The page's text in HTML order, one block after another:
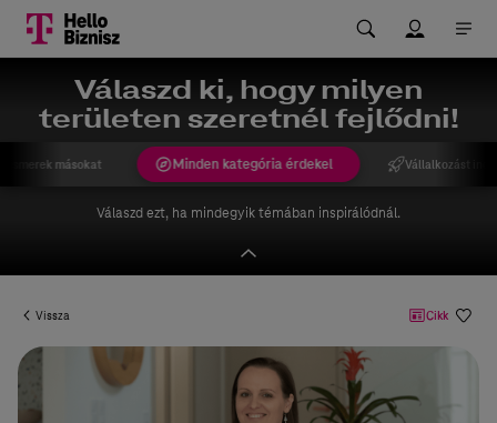
Válaszd ki, hogy milyen
területen szeretnél fejlődni!
Minden kategória érdekel Vállalkozást
másokat
Válaszd ezt, ha mindegyik témában inspirálódnál.
Vissza Cikk